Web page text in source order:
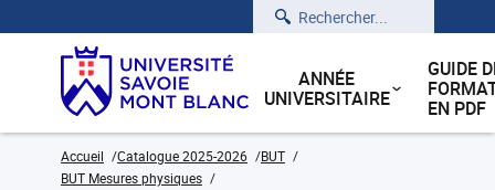
Rechercher
ANNÉE
UNIVERSITAIRE
GUIDE
EN PDF
Accueil Catalogue 2025-2026
BUT
BUT Mesures physiques